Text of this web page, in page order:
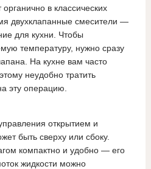
в классических
двухклапанные смесители —
для кухни. Чтобы
температуру, нужно сразу
На кухне вам часто
неудобно тратить
эту операцию.
открытием и
быть сверху или сбоку.
компактно и удобно — его
жидкости можно